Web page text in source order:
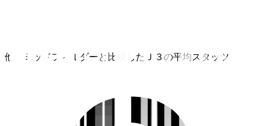
他のミッドフィルダーと比較したＪ３の平均スタッツ